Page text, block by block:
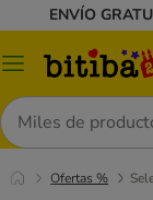
ENVÍO
Menú
Buscar
Ofertas %